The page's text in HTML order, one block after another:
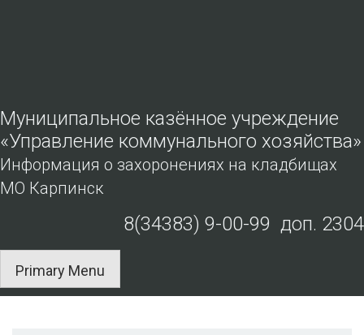
Муниципальное казённое учреждение
«Управление коммунального хозяйства»
Информация о захоронениях на кладбищах
МО Карпинск
8(34383) 9-00-99 доп. 2304
Primary Menu